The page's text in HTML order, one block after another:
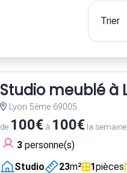
Studio meublé à
Lyon 5ème 69005
de 100€à 100€la semaine
3personne(s)
Studio
23m² 1pièces